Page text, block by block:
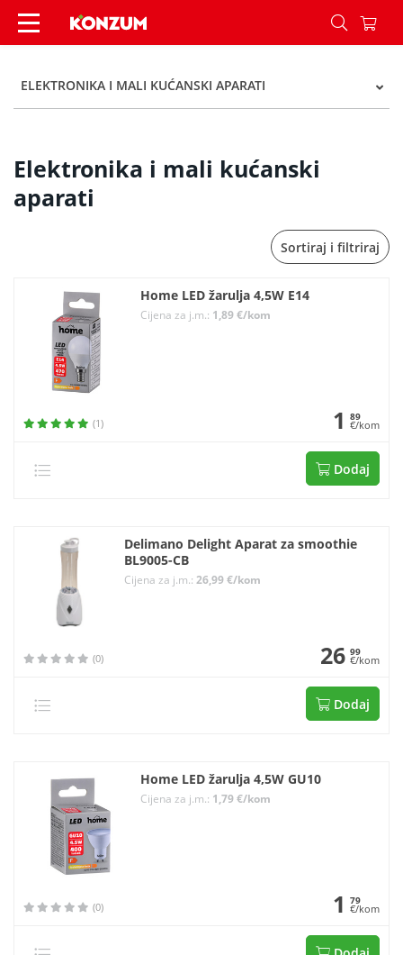
Elektronika i mali kućanski aparati - Kategorije -
ELEKTRONIKA I MALI KUĆANSKI APARATI
Elektronika i mali kućanski
aparati
Sortiraj i filtriraj
Home LED žarulja 4,5W E14
Cijena za j.m.: 1,89 €/kom
(1) 1 89
€/kom
Dodaj
Delimano Delight Aparat za smoothie
BL9005-CB
Cijena za j.m.: 26,99 €/kom
(0) 26 99
€/kom
Dodaj
Home LED žarulja 4,5W GU10
Cijena za j.m.: 1,79 €/kom
(0) 1 79
€/kom